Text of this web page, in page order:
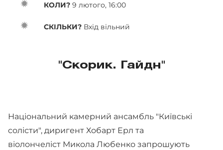
КОЛИ? 9 лютого, 16:00
СКІЛЬКИ? Вхід вільний
"Скорик. Гайдн"
Національний камерний ансамбль "Київські
солісти", диригент Хобарт Ерл та
віолончеліст Микола Любенко запрошують